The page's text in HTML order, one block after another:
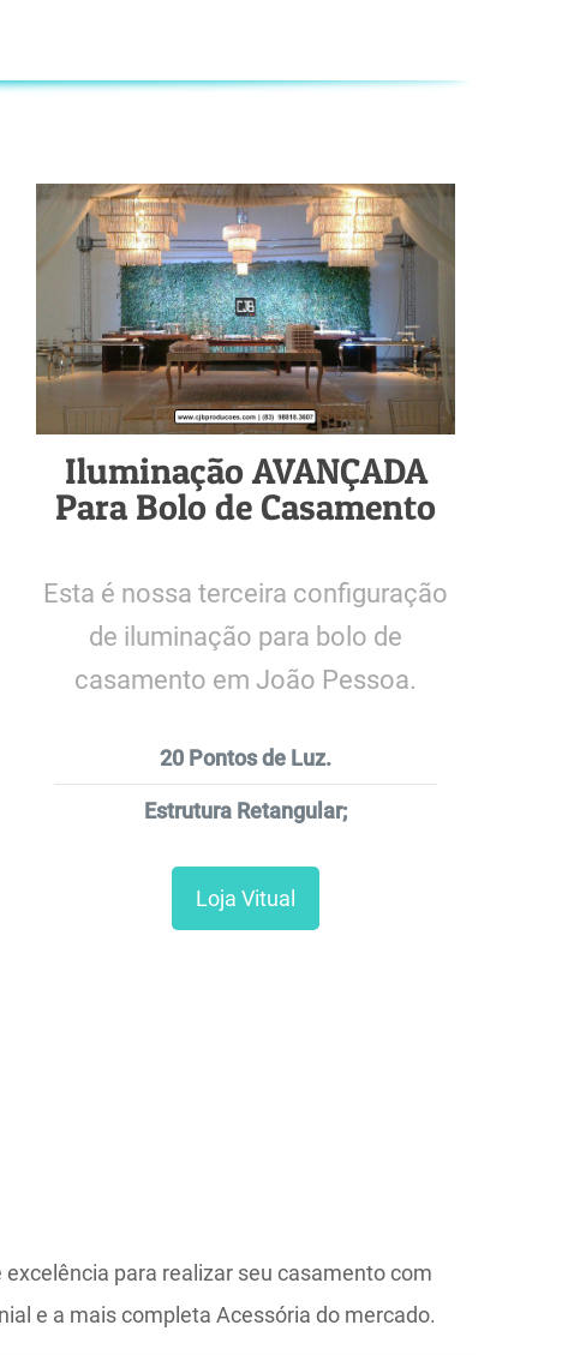
Iluminação AVANÇADA
Para Bolo de Casamento
Esta é nossa terceira configuração
de iluminação para bolo de
casamento em João Pessoa.
20 Pontos de Luz.
Estrutura Retangular;
Loja Vitual
para realizar seu casamento com
e a mais completa Acessória do mercado.